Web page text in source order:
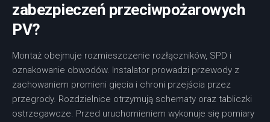
zabezpieczeń przeciwpożarowych
PV?
Montaż obejmuje rozmieszczenie rozłączników, SPD i
oznakowanie obwodów. Instalator prowadzi przewody z
zachowaniem promieni gięcia i chroni przejścia przez
przegrody. Rozdzielnice otrzymują schematy oraz tabliczki
ostrzegawcze. Przed uruchomieniem wykonuje się pomiary